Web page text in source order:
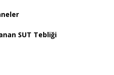
SUT Tebliği